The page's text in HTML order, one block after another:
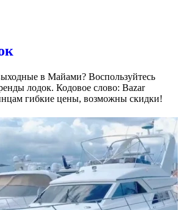
в Майами? Воспользуйтесь
лодок. Кодовое слово: Bazar
гибкие цены, возможны скидки!